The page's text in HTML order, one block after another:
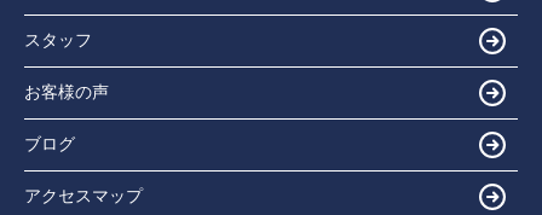
スタッフ
お客様の声
ブログ
アクセスマップ